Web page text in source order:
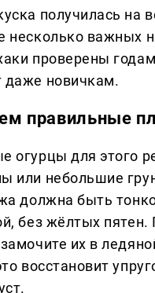
получилась на
несколько важных
проверены
даже новичкам.
правильные
огурцы для этого
или небольшие
должна быть
без жёлтых пятен.
их в
восстановит